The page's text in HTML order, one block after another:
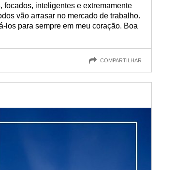
inteligentes e extremamente
vão arrasar no mercado de trabalho.
los para sempre em meu coração. Boa
COMPARTILHAR